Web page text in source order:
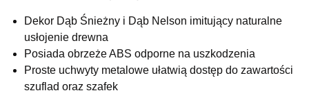
Godziny otwarcia
Pn-Pt: 10:00-18:00, Sb: 10:00-14:00
1 199,00 zł
Wybierz
Dekor Dąb Śnieżny i Dąb Nelson imitujący naturalne
usłojenie drewna
Posiada obrzeże ABS odporne na uszkodzenia
Proste uchwyty metalowe ułatwią dostęp do zawartości
szuflad oraz szafek